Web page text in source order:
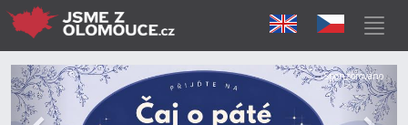
Předchozí Další
Sponzorováno